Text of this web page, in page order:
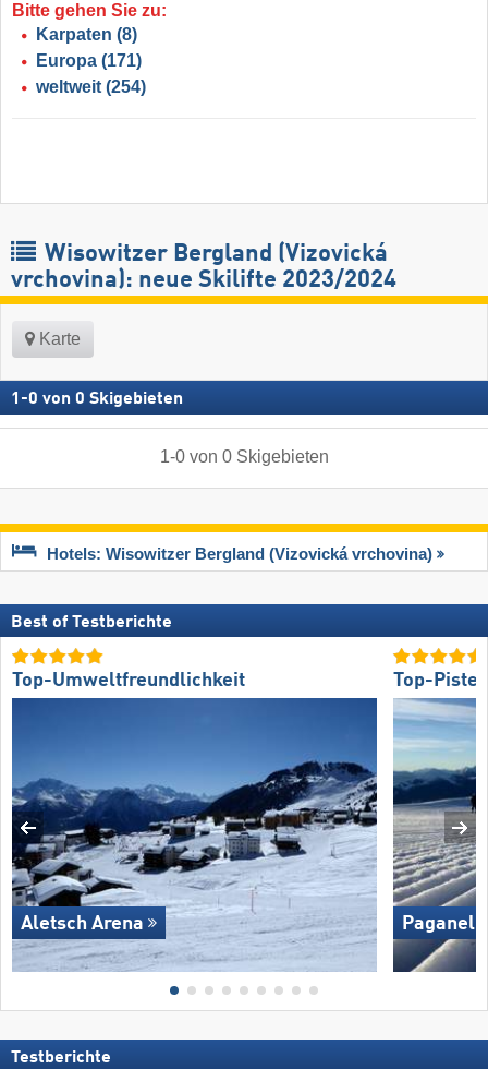
Bitte gehen Sie zu:
Karpaten (8)
Europa (171)
weltweit (254)
Wisowitzer Bergland (Vizovická
vrchovina): neue Skilifte 2023/2024
Karte
1 -0 von 0 Skigebieten
1-0von 0 Skigebieten
Hotels: Wisowitzer Bergland (Vizovická vrchovina)
Best of Testberichte
Top-Umweltfreundlichkeit
Aletsch Arena
Top-
Testberichte